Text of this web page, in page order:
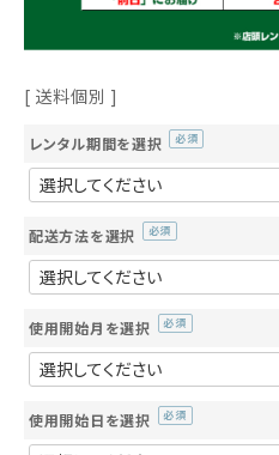
送料個別
レンタル期間を選択
配送方法を選択
須)
使用開始月を選択
須)
使用開始日を選択